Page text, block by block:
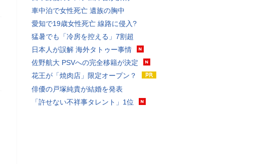
車中泊で女性死亡 遺族の胸中
愛知で19歳女性死亡 線路に侵入?
猛暑でも「冷房を控える」7割超
日本人が誤解 海外タトゥー事情
佐野航大 PSVへの完全移籍が決定
花王が「焼肉店」限定オープン？
俳優の戸塚純貴が結婚を発表
「許せない不祥事タレント」1位